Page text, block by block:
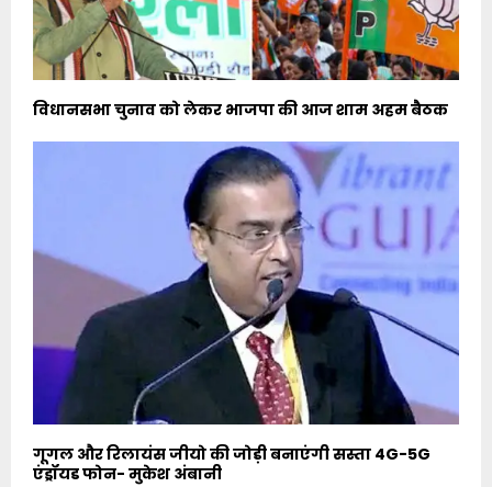
विधानसभा चुनाव को लेकर भाजपा की आज शाम अहम बैठक
गूगल और रिलायंस जीयो की जोड़ी बनाएंगी सस्ता 4G-5G
एंड्रॉयड फोन- मुकेश अंबानी